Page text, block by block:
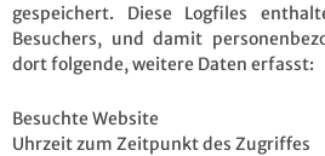
gespeichert. Diese Logfiles
Besuchers, und damit
dort folgende, weitere Daten erfasst:
Besuchte Website
Uhrzeit zum Zeitpunkt des Zugriffes